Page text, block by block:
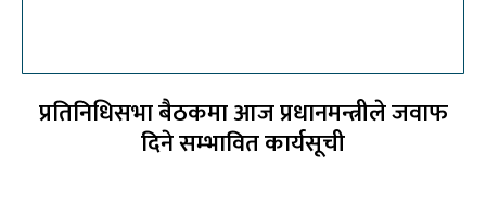
प्रतिनिधिसभा बैठकमा आज प्रधानमन्त्रीले जवाफ
दिने सम्भावित कार्यसूची